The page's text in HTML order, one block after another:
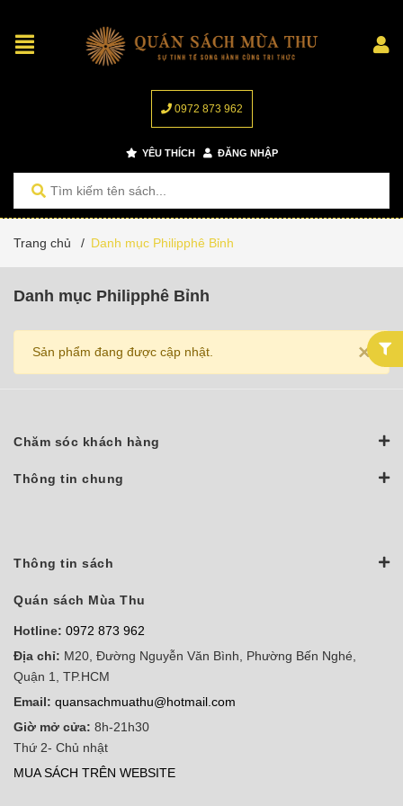
0972 873 962
YÊU THÍCH ĐĂNG NHẬP
Trang chủ / Danh mục Philipphê Bỉnh
Danh mục Philipphê Bỉnh
×
Sản phẩm đang được cập nhật.
Chăm sóc khách hàng
Thông tin chung
Thông tin sách
Quán sách Mùa Thu
Hotline: 0972 873 962
Địa chỉ: M20, Đường Nguyễn Văn Bình, Phường Bến Nghé,
Quận 1, TP.HCM
Email: quansachmuathu@hotmail.com
Giờ mở cửa: 8h-21h30
Thứ 2- Chủ nhật
MUA SÁCH TRÊN WEBSITE